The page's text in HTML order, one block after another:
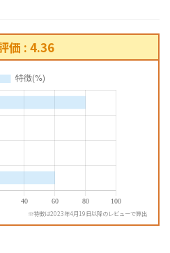
価 : 4.36
※特徴は2023年4月19日以降のレビューで算出